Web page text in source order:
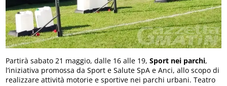
Partirà sabato 21 maggio, dalle 16 alle 19,Sport nei parchi,
l’iniziativa promossa da Sport e Salute SpA e Anci, allo scopo di
realizzare attività motorie e sportive nei parchi urbani. Teatro